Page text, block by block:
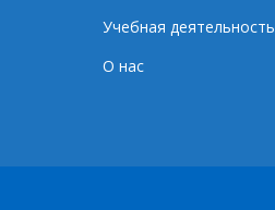
Учебная деятельность
О нас